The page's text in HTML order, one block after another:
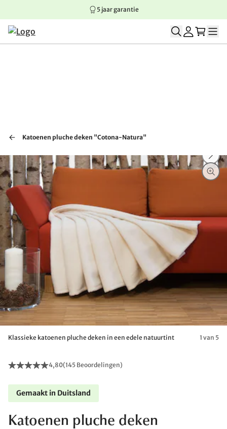
Springen naar hoofdinhoud
Springen naar hoofdnavigatie
Springen naar voettekst
5 jaar garantie
Katoenen pluche deken "Cotona-Natura"
Klassieke katoenen pluche deken in een edele natuurtint 1 van 5
4,80(145 Beoordelingen)
Gemaakt in Duitsland
Katoenen pluche deken